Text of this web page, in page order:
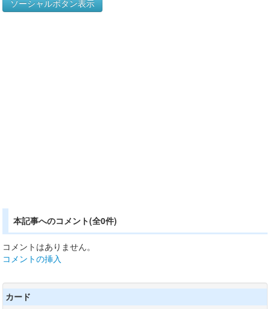
ソーシャルボタン表示
本記事へのコメント(全0件)
コメントはありません。
コメントの挿入
カード